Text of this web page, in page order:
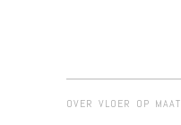
OVER VLOER OP MAAT